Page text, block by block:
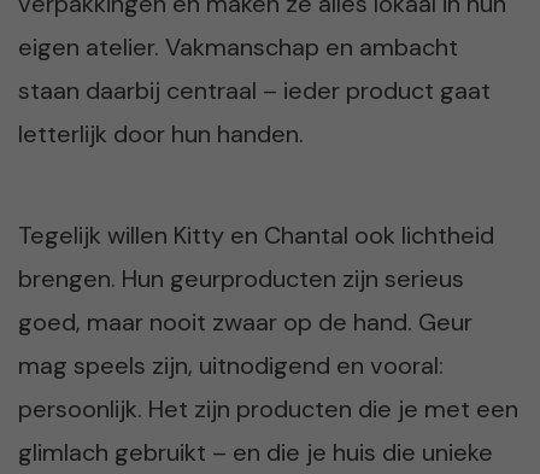
eigen atelier. Vakmanschap en ambacht
staan daarbij centraal – ieder product gaat
letterlijk door hun handen.
Tegelijk willen Kitty en Chantal ook lichtheid
brengen. Hun geurproducten zijn serieus
goed, maar nooit zwaar op de hand. Geur
mag speels zijn, uitnodigend en vooral:
persoonlijk. Het zijn producten die je met een
glimlach gebruikt – en die je huis die unieke